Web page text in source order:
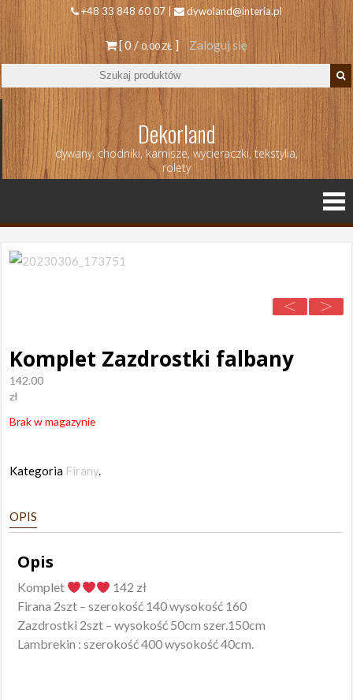
+48 33 848 60 07 | dywoland@interia.pl
[ 0 /0.00 ZŁ ] Zaloguj się
Dekorland
dywany, chodniki, karnisze, wycieraczki, tekstylia,
rolety
Komplet Zazdrostki falbany
142.00
zł
Brak w magazynie
Kategoria Firany.
OPIS
Opis
Komplet
142 zł
Firana 2szt – szerokość 140 wysokość 160
Zazdrostki 2szt – wysokość 50cm szer.150cm
Lambrekin : szerokość 400 wysokość 40cm.